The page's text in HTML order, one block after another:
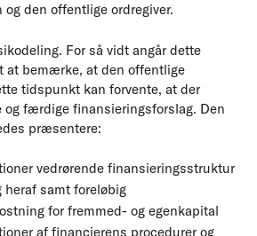
og den offentlige ordregiver.
For så vidt angår dette
at bemærke, at den offentlige
tidspunkt kan forvente, at der
færdige finansieringsforslag. Den
præsentere:
vedrørende finansieringsstruktur
heraf samt foreløbig
for fremmed- og egenkapital
af financierens procedurer og